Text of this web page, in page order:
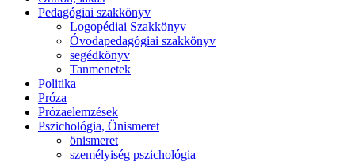
Pedagógiai szakkönyv
Logopédiai Szakkönyv
Óvodapedagógiai szakkönyv
segédkönyv
Tanmenetek
Politika
Próza
Prózaelemzések
Pszichológia, Önismeret
önismeret
személyiség pszichológia